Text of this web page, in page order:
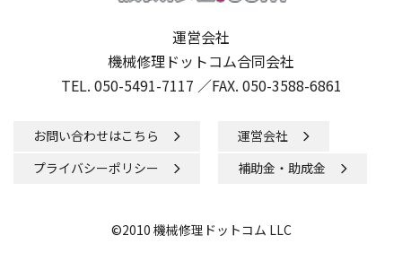
運営会社
機械修理ドットコム合同会社
TEL. 050-5491-7117 ／FAX. 050-3588-6861
お問い合わせはこちら
運営会社
プライバシーポリシー
補助金・助成金
©2010 機械修理ドットコム LLC